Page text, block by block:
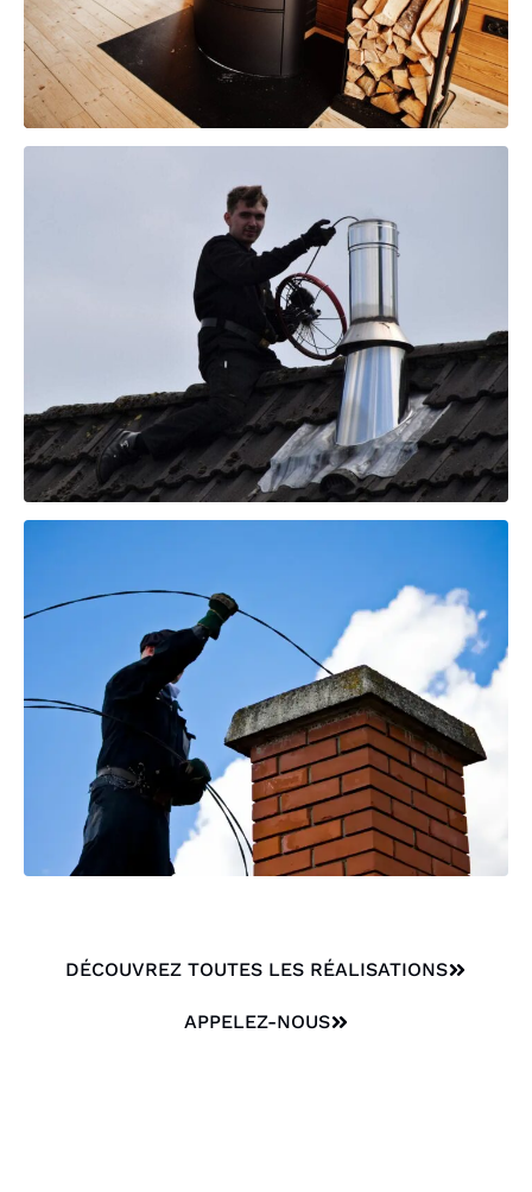
DÉCOUVREZ TOUTES LES RÉALISATIONS
APPELEZ-NOUS